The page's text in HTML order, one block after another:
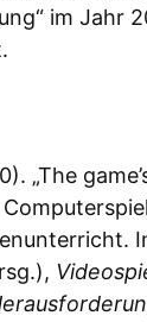
im Jahr
„The